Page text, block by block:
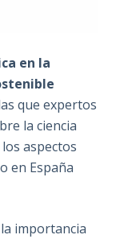
en la
que expertos
la ciencia
aspectos
en España
importancia